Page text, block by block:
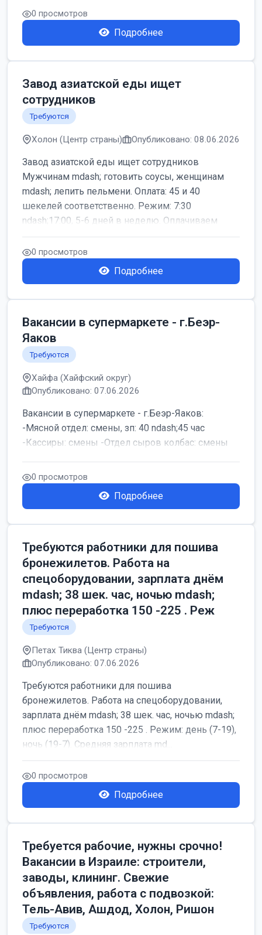
0 просмотров
Подробнее
Завод азиатской еды ищет
сотрудников
Требуются
Холон (Центр страны) Опубликовано: 08.06.2026
Завод азиатской еды ищет сотрудников
Мужчинам mdash; готовить соусы, женщинам
mdash; лепить пельмени. Оплата: 45 и 40
шекелей соответственно. Режим: 7:30
ndash;17:00, 5-6 дней в неделю. Оплачиваем
дор...
0 просмотров
Подробнее
Вакансии в супермаркете - г.Беэр-
Яаков
Требуются
Хайфа (Хайфский округ)
Опубликовано: 07.06.2026
Вакансии в супермаркете - г.Беэр-Яаков:
-Мясной отдел: смены, зп: 40 ndash;45 час
-Кассиры: смены -Отдел сыров колбас: смены
0 просмотров
Подробнее
Требуются работники для пошива
бронежилетов. Работа на
спецоборудовании, зарплата днём
mdash; 38 шек. час, ночью mdash;
плюс переработка 150 -225 . Реж
Требуются
Петах Тиква (Центр страны)
Опубликовано: 07.06.2026
Требуются работники для пошива
бронежилетов. Работа на спецоборудовании,
зарплата днём mdash; 38 шек. час, ночью mdash;
плюс переработка 150 -225 . Режим: день (7-19),
ночь (19-7). Средняя зарплата md...
0 просмотров
Подробнее
Требуется рабочие, нужны срочно!
Вакансии в Израиле: строители,
заводы, клининг. Свежие
объявления, работа с подвозкой:
Тель-Авив, Ашдод, Холон, Ришон
Требуются